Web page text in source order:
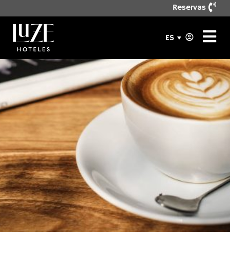
Reservas
ES